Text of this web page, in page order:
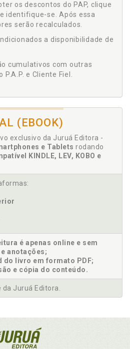
os descontos do PAP, clique
identifique-se. Após essa
serão recalculados.
a disponibilidade de
cumulativos com outras
e Cliente Fiel.
(EBOOK)
exclusivo da Juruá Editora -
e Tablets rodando
KINDLE, LEV, KOBO e
é apenas online e sem
anotações;
do livro em formato PDF;
e cópia do conteúdo.
Juruá Editora.